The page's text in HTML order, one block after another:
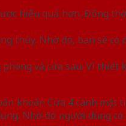
hiệu quả hơn. Đồng
thủy. Nhờ đó, bạn sẽ
và cửa sau. Vì
khoăn Cửa 4 cánh mặt
Nhờ đó người dùng